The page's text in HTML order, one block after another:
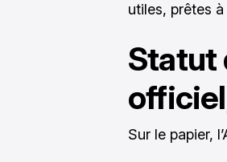
utiles, prêtes
Statut
Sur le papier,